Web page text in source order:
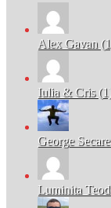
Alex Gavan
Iulia & Cris
George
Luminita